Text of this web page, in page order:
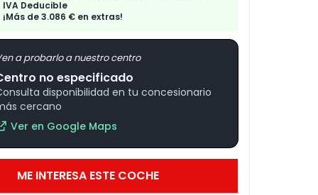
IVA Deducible
¡Más de 3.086 € en extras!
a probarlo a nuestro centro
no especificado
disponibilidad en tu concesionario
cercano
Ver en Google Maps
ME INTERESA ESTE COCHE